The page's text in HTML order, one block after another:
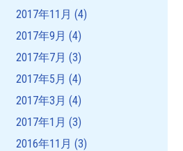
2017年11月 (4)
2017年9月 (4)
2017年7月 (3)
2017年5月 (4)
2017年3月 (4)
2017年1月 (3)
2016年11月 (3)